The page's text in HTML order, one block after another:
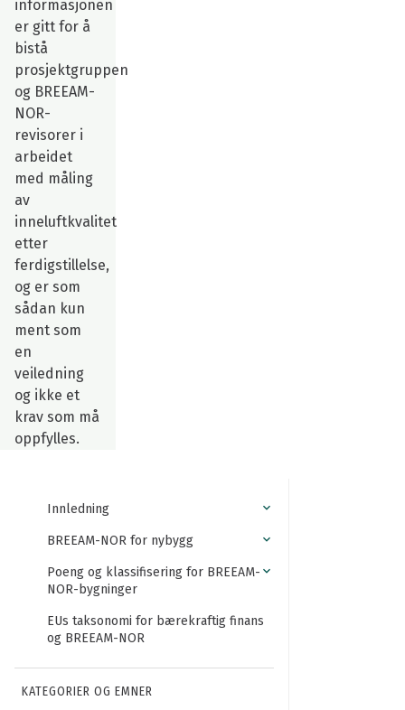
informasjonen
er gitt for å
bistå
prosjektgruppen
og BREEAM-
NOR-
revisorer i
arbeidet
med måling
av
inneluftkvalitet
etter
ferdigstillelse,
og er som
sådan kun
ment som
en
veiledning
og ikke et
krav som må
oppfylles.
Innledning
BREEAM-NOR for nybygg
Poeng og klassifisering for BREEAM-
NOR-bygninger
EUs taksonomi for bærekraftig finans
og BREEAM-NOR
KATEGORIER OG EMNER